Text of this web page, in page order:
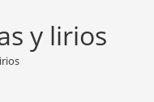
y lirios